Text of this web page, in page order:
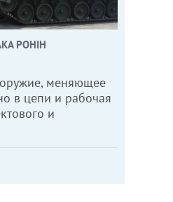
РОНІН
оружие, меняющее
в цепи и рабочая
и